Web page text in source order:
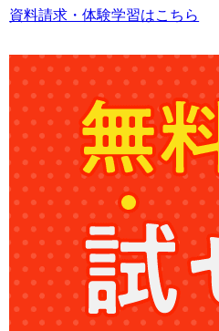
資料請求・体験学習はこちら